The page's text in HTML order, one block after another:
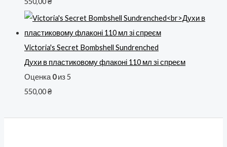
Victoria's Secret Bombshell Sundrenched
Духи в пластиковому флаконі 110 мл зі спреєм
Оценка 0из 5
550,00₴